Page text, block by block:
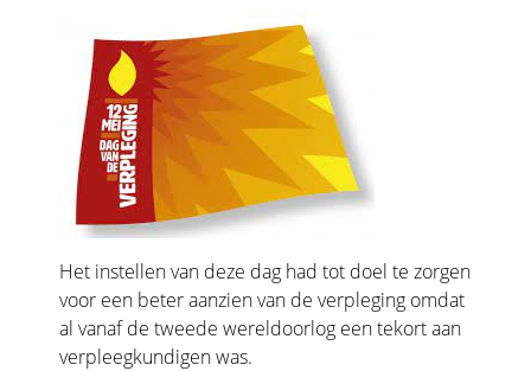
Het instellen van deze dag had tot doel te zorgen
voor een beter aanzien van de verpleging omdat
al vanaf de tweede wereldoorlog een tekort aan
verpleegkundigen was.